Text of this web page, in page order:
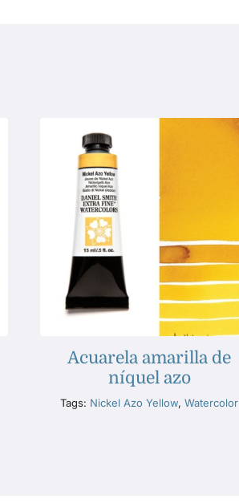
Acuarela amarilla de
níquel azo
Tags: Nickel Azo Yellow,Watercolor